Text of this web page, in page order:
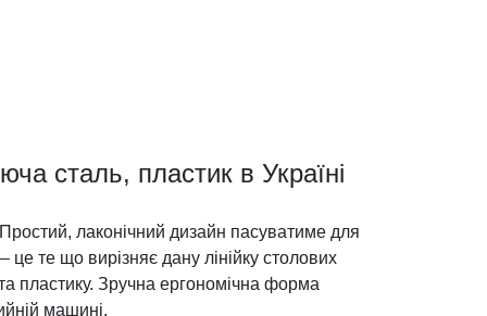
сталь, пластик в Україні
лаконічний дизайн пасуватиме для
це те що вирізняє дану лінійку столових
пластику. Зручна ергономічна форма
машині.